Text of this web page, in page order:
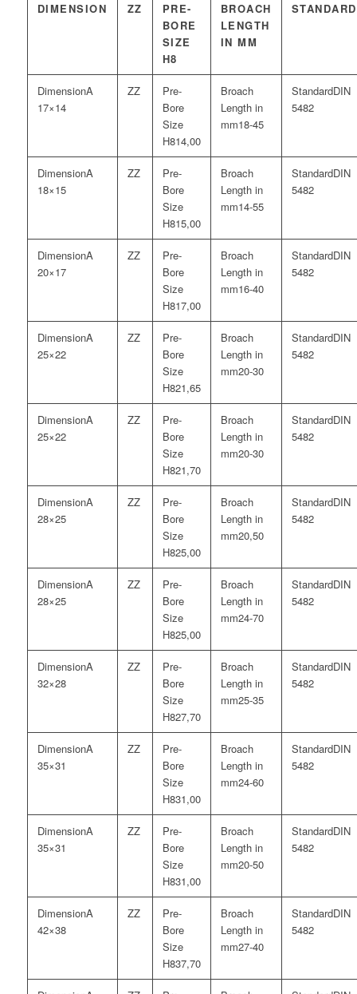
DIMENSION ZZ
PRE-
BORE
SIZE
H8
BROACH
LENGTH
IN MM
STANDARD
A
17×14
14,00
18-45
DIN
5482
A
18×15
15,00
14-55
DIN
5482
A
20×17
17,00
16-40
DIN
5482
A
25×22
21,65
20-30
DIN
5482
A
25×22
21,70
20-30
DIN
5482
A
28×25
25,00
20,50
DIN
5482
A
28×25
25,00
24-70
DIN
5482
A
32×28
27,70
25-35
DIN
5482
A
35×31
31,00
24-60
DIN
5482
A
35×31
31,00
20-50
DIN
5482
A
42×38
37,70
27-40
DIN
5482